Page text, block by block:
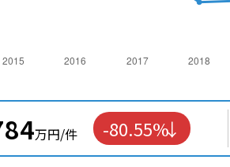
万円/件 -80.55%